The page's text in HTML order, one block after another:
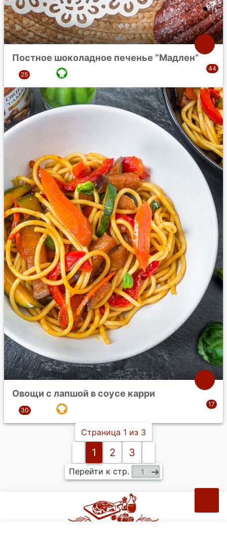
Постное шоколадное печенье “Мадлен”
Овощи с лапшой в соусе карри
Страница 1 из 3
1 2 3
Перейти к стр.